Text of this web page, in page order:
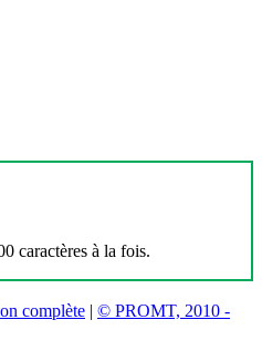
caractères à la fois.
complète | © PROMT, 2010 -